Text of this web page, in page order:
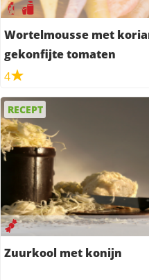
Wortelmousse met
gekonfijte tomaten
4
RECEPT
Zuurkool met konijn